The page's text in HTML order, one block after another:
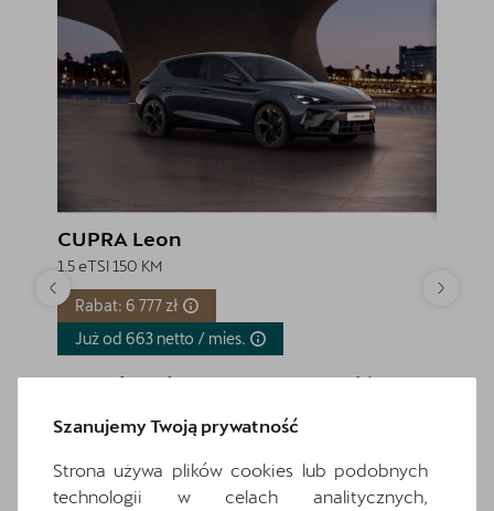
CUPRA Leon
1.5 eTSI 150 KM
Rabat: 6 777 zł
Już od 663 netto / mies.
Cena katalogowa:169 416 złbrutto
Cena: 162 639 złbrutto
169 416 zł brutto
Szanujemy Twoją prywatność
Strona używa plików cookies lub podobnych
technologii w celach analitycznych,